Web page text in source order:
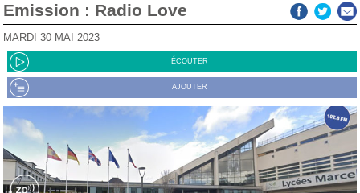
Emission : Radio Love
MARDI 30 MAI 2023
ÉCOUTER
AJOUTER